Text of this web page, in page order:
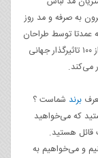
به صرفه و مد روز
عمدتا توسط طراحان
زن در سراسر جهان ترکیب کرده است. مدانیسا با بیش از ۱۰۰ تاثیرگذار جهانی
می‌کند.
برند شماست ؟
که می‌خواهید
قائل هستید.
و می‌‌خواهیم به